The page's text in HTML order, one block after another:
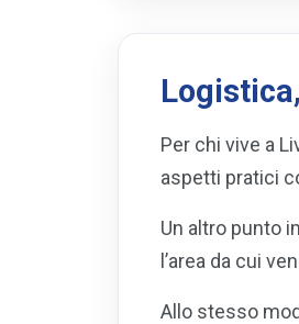
Per chi vive a
aspetti pratici
Un altro punto
l’area da cui
Allo stesso